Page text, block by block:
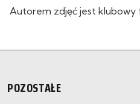
Autorem zdjęć jest klubowy
POZOSTAŁE